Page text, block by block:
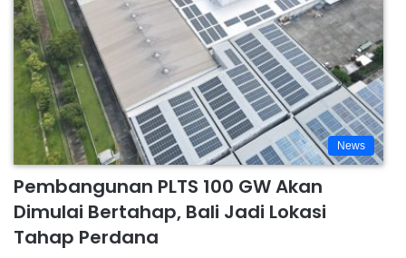
News
Pembangunan PLTS 100 GW Akan
Dimulai Bertahap, Bali Jadi Lokasi
Tahap Perdana